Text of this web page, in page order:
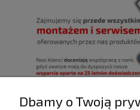
Dbamy o Twoją